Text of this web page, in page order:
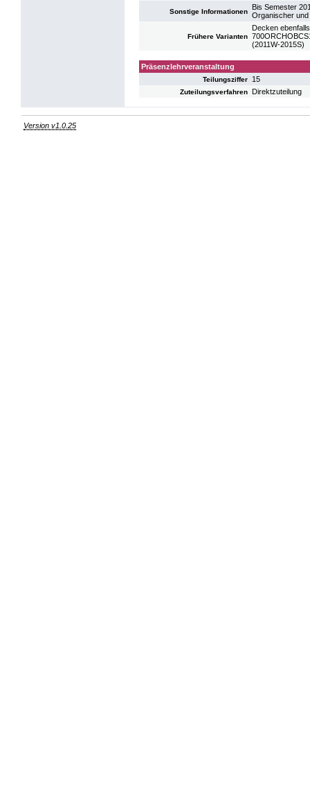
Sonstige Informationen
Bis Semester
Organischer
Frühere Varianten
Decken
(2011W-2015S)
Präsenzlehrveranstaltung
Teilungsziffer 15
Zuteilungsverfahren Direktzuteilung
Version v1.0.25